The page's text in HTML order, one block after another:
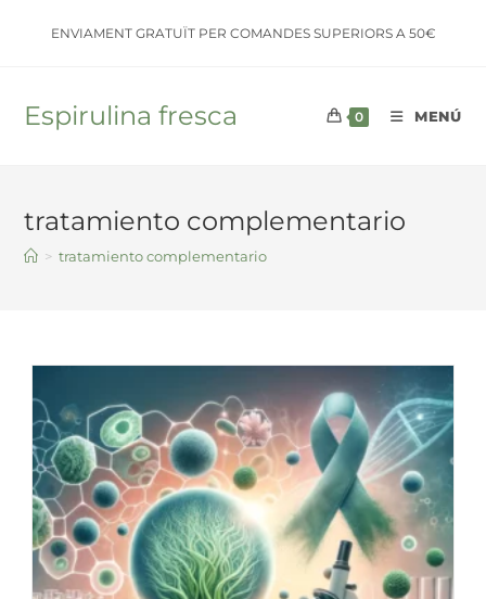
ENVIAMENT GRATUÏT PER COMANDES SUPERIORS A 50€
Espirulina fresca 0 MENÚ
tratamiento complementario
> tratamiento complementario